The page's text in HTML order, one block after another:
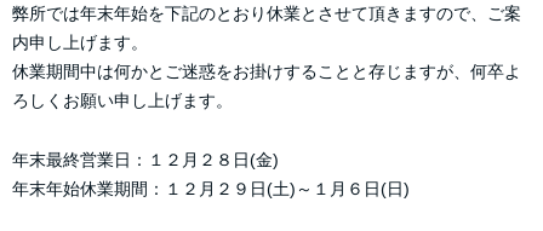
弊所では年末年始を下記のとおり休業とさせて頂きますので、ご案
内申し上げます。
休業期間中は何かとご迷惑をお掛けすることと存じますが、何卒よ
ろしくお願い申し上げます。
年末最終営業日：１２月２８日(金)
年末年始休業期間：１２月２９日(土)～１月６日(日)